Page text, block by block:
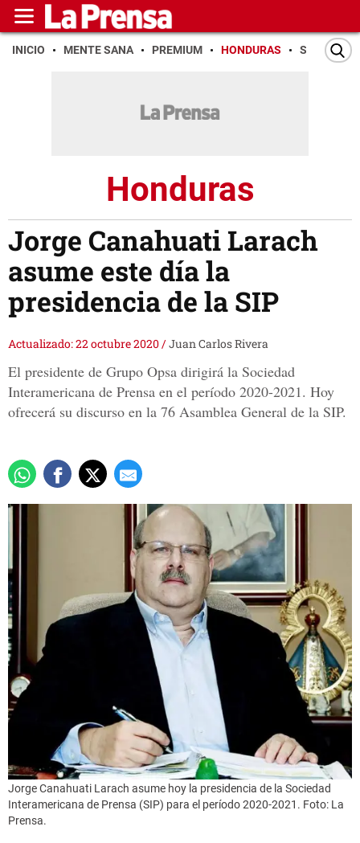
INICIO MENTE SANA PREMIUM HONDURAS SAN PEDRO
Honduras
Jorge Canahuati Larach
asume este día la
presidencia de la SIP
Actualizado: 22 octubre 2020/Juan Carlos Rivera
El presidente de Grupo Opsa dirigirá la Sociedad
Interamericana de Prensa en el período 2020-2021. Hoy
ofrecerá su discurso en la 76 Asamblea General de la SIP.
Jorge Canahuati Larach asume hoy la presidencia de la Sociedad
Interamericana de Prensa (SIP) para el período 2020-2021. Foto: La
Prensa.